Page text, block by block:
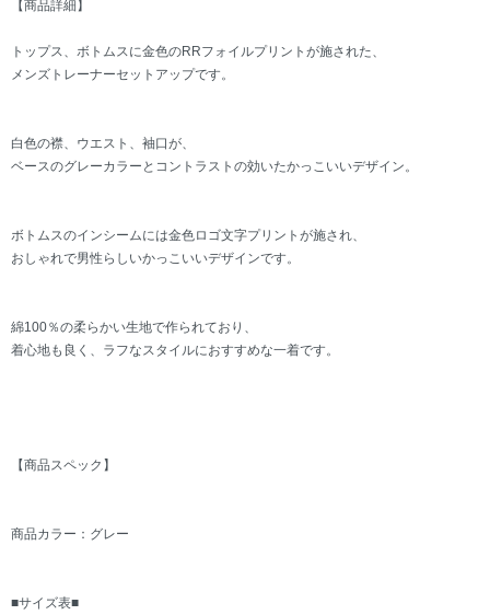
【商品詳細】
トップス、ボトムスに金色のRRフォイルプリントが施された、
メンズトレーナーセットアップです。
白色の襟、ウエスト、袖口が、
ベースのグレーカラーとコントラストの効いたかっこいいデザイン。
ボトムスのインシームには金色ロゴ文字プリントが施され、
おしゃれで男性らしいかっこいいデザインです。
綿100％の柔らかい生地で作られており、
着心地も良く、ラフなスタイルにおすすめな一着です。
【商品スペック】
商品カラー：グレー
■サイズ表■